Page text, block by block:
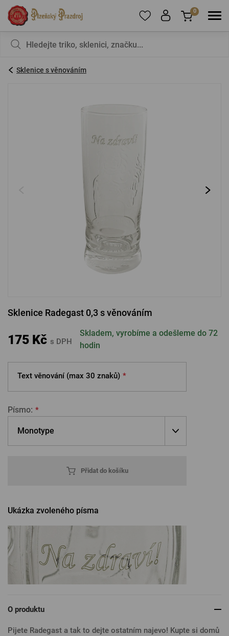
registrujte
PŘIHLÁSIT SE
Nová registrace
PŘIHLÁSIT PŘES FACEBOOK
PŘIHLÁSIT PŘES SEZNAM
0
Sklenice s věnováním
Sklenice Radegast 0,3 s věnováním
175 Kč s DPH
Skladem, vyrobíme a odešleme do 72
hodin
Text věnování (max 30 znaků) *
Písmo: *
Monotype
Přidat do košíku
Ukázka zvoleného písma
O produktu
Pijete Radegast a tak to dejte ostatním najevo! Kupte si domů